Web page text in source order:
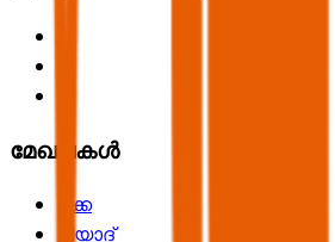
മേഖലകൾ
മക്ക
റിയാദ്